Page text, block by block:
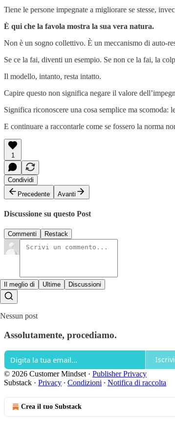
Tiene le persone impegnate a migliorare se stesse,
È qui che la favola mostra la sua vera natura.
Non è un sogno collettivo. È un meccanismo di auto-
Se ce la fai, diventi un esempio. Se non ce la fai, la
Il modello, intanto, resta intatto.
Capire questo non significa negare il valore
Significa riconoscere una cosa semplice ma scomoda:
E continuare a raccontarle come se fossero la norma
1
Condividi
Precedente
Avanti
Discussione su questo Post
Commenti Restack
Il meglio di Ultime Discussioni
Nessun post
Assolutamente, procediamo.
© 2026 Customer Mindset · Publisher Privacy
Substack · Privacy ∙ Condizioni ∙ Notifica di raccolta
Crea il tuo Substack